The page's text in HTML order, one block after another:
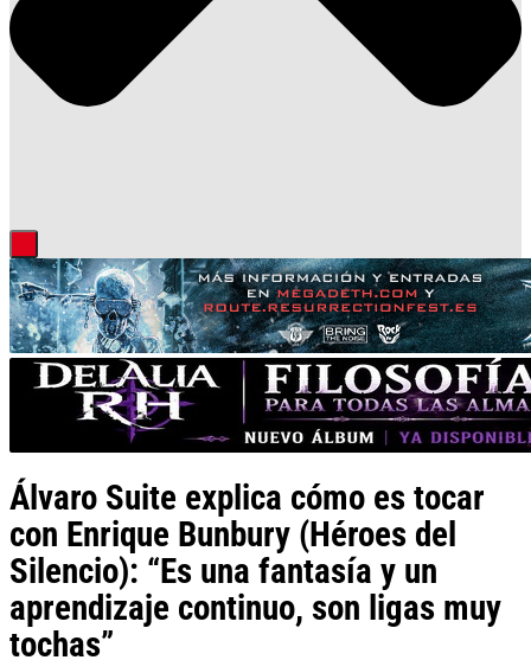
Álvaro Suite explica cómo es tocar
con Enrique Bunbury (Héroes del
Silencio): “Es una fantasía y un
aprendizaje continuo, son ligas muy
tochas”